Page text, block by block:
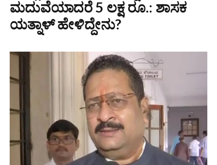
ಮದುವೆಯಾದರೆ 5 ಲಕ್ಷ ರೂ.: ಶಾಸಕ
ಯತ್ನಾಳ್‌ ಹೇಳಿದ್ದೇನು?